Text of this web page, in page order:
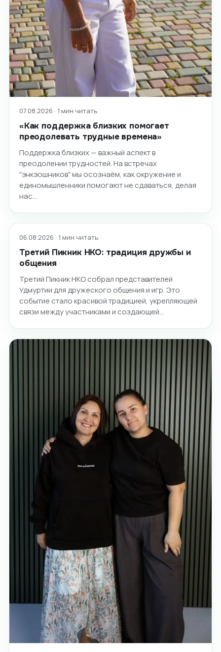
07.08.2026 · 1 мин читать
«Как поддержка близких помогает
преодолевать трудные времена»
Поддержка близких — важный аспект в
преодолении трудностей. На встречах
"энкэошников" мы осознаём, как окружение и
единомышленники помогают не сдаваться, делая
нас…
06.08.2026 · 1 мин читать
Третий Пикник НКО: традиция дружбы и
общения
Третий Пикник НКО собрал представителей
Удмуртии для дружеского общения и игр. Это
событие стало красивой традицией, укрепляющей
связи между участниками и создающей…